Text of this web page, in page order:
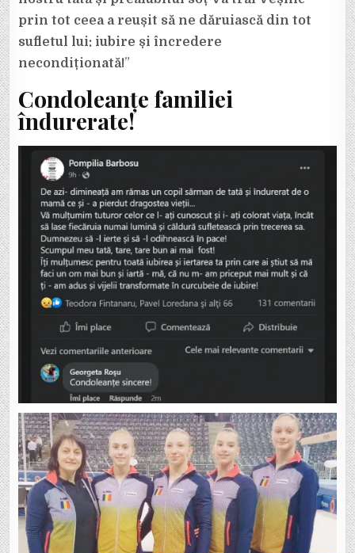
prin tot ceea a reușit să ne dăruiască din tot
sufletul lui: iubire și încredere
necondiționată!”
Condoleanțe familiei
îndurerate!